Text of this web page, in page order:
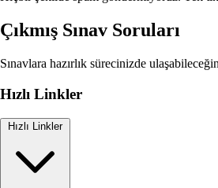
Çıkmış Sınav Soruları
Sınavlara hazırlık sürecinizde
Hızlı Linkler
Hızlı Linkler